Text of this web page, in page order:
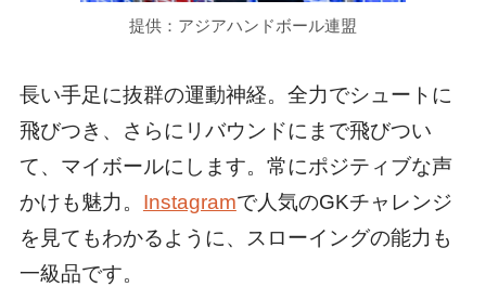
提供：アジアハンドボール連盟
長い手足に抜群の運動神経。全力でシュートに
飛びつき、さらにリバウンドにまで飛びつい
て、マイボールにします。常にポジティブな声
かけも魅力。 Instagramで人気のGKチャレンジ
を見てもわかるように、スローイングの能力も
一級品です。